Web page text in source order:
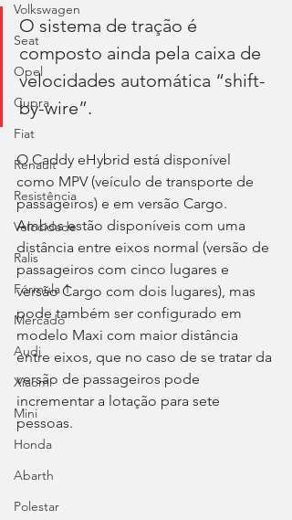
Volkswagen
Seat
Opel
Cupra
Fiat
Renault
Resistência
Velocidade
Ralis
Fórmula 1
Mercado
Audi
Xiaomi
Mini
Honda
Abarth
Polestar
O sistema de tração é
composto ainda pela caixa de
velocidades automática “shift-
by-wire”.
O Caddy eHybrid está disponível
como MPV (veículo de transporte de
passageiros) e em versão Cargo.
Ambos estão disponíveis com uma
distância entre eixos normal (versão de
passageiros com cinco lugares e
versão Cargo com dois lugares), mas
pode também ser configurado em
modelo Maxi com maior distância
entre eixos, que no caso de se tratar da
versão de passageiros pode
incrementar a lotação para sete
pessoas.